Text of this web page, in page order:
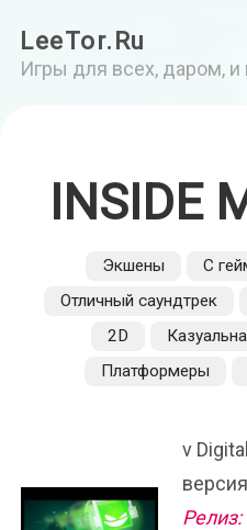
LeeTor.Ru
Игры для всех, даром,
INSIDE
Экшены С
Отличный саундтрек
2D
Платформеры
v
Релиз: